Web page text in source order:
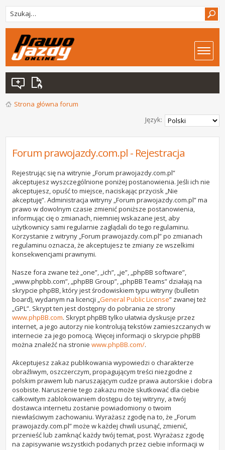
Strona główna forum
Język:
Forum prawojazdy.com.pl - Rejestracja
Rejestrując się na witrynie „Forum prawojazdy.com.pl”
akceptujesz wyszczególnione poniżej postanowienia. Jeśli ich nie
akceptujesz, opuść to miejsce, naciskając przycisk „Nie
akceptuję”. Administracja witryny „Forum prawojazdy.com.pl” ma
prawo w dowolnym czasie zmienić poniższe postanowienia,
informując cię o zmianach, niemniej wskazane jest, aby
użytkownicy sami regularnie zaglądali do tego regulaminu.
Korzystanie z witryny „Forum prawojazdy.com.pl” po zmianach
regulaminu oznacza, że akceptujesz te zmiany ze wszelkimi
konsekwencjami prawnymi.
Nasze fora zwane też „one”, „ich”, „je”, „phpBB software”,
„www.phpbb.com”, „phpBB Group”, „phpBB Teams” działają na
skrypcie phpBB, który jest środowiskiem typu witryny (bulletin
board), wydanym na licencji „General Public License” zwanej też
„GPL”. Skrypt ten jest dostępny do pobrania ze strony
www.phpBB.com. Skrypt phpBB tylko ułatwia dyskusje przez
internet, a jego autorzy nie kontrolują tekstów zamieszczanych w
internecie za jego pomocą. Więcej informacji o skrypcie phpBB
można znaleźć na stroniewww.phpBB.com/.
Akceptujesz zakaz publikowania wypowiedzi o charakterze
obraźliwym, oszczerczym, propagującym treści niezgodne z
polskim prawem lub naruszającym cudze prawa autorskie i dobra
osobiste. Naruszenie tego zakazu może skutkować dla ciebie
całkowitym zablokowaniem dostępu do tej witryny, a twój
dostawca internetu zostanie powiadomiony o twoim
niewłaściwym zachowaniu. Wyrażasz zgodę na to, że „Forum
prawojazdy.com.pl” może w każdej chwili usunąć, zmienić,
przenieść lub zamknąć każdy twój temat, post. Wyrażasz zgodę
na zapisywanie wszystkich podanych przez ciebie informacji w